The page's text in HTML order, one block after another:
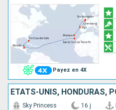
Payez en 4X
Sky Princess 16 j